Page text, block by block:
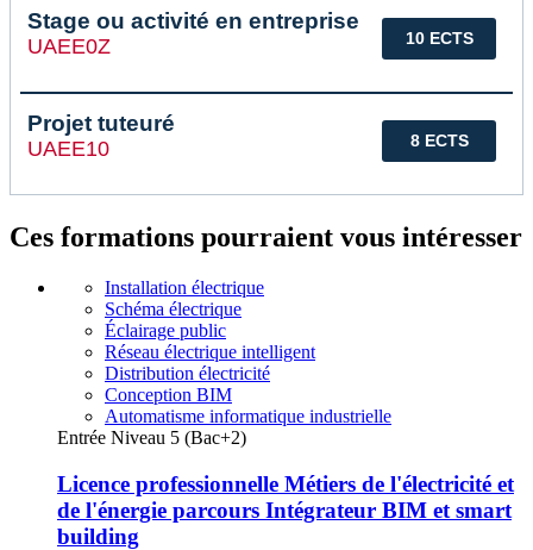
10 ECTS
Stage ou activité en entreprise
UAEE0Z
8 ECTS
Projet tuteuré
UAEE10
Ces formations pourraient vous intéresser
Installation électrique
Schéma électrique
Éclairage public
Réseau électrique intelligent
Distribution électricité
Conception BIM
Automatisme informatique industrielle
Entrée Niveau 5 (Bac+2)
Licence professionnelle Métiers de l'électricité et
de l'énergie parcours Intégrateur BIM et smart
building